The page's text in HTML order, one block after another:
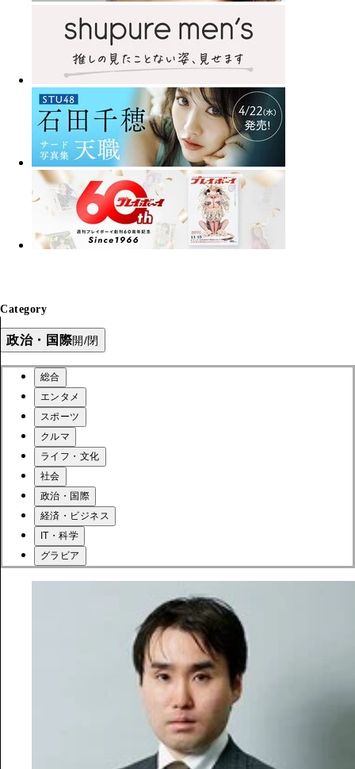
Category
政治・国際開/閉
総合
エンタメ
スポーツ
クルマ
ライフ・文化
社会
政治・国際
経済・ビジネス
IT・科学
グラビア